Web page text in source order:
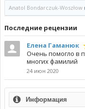
Anatol Bondarczuk-Woszłow
Пoследние рецензии
Елена Гаманюк
Очень помогло в
многих фамилий
24 июн 2020
Информация